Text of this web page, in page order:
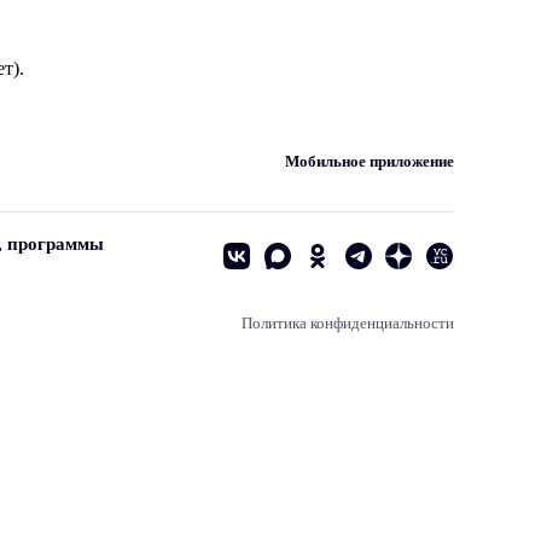
Мобильное приложение
программы
Политика конфиденциальности